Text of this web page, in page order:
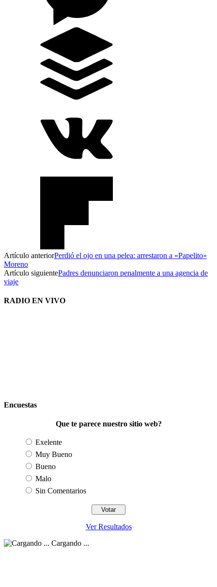
Artículo anteriorPerdió el ojo en una pelea: arrestaron a «Papelito»
Moreno
Artículo siguientePadres denunciaron penalmente a una agencia de
viaje
RADIO EN VIVO
Encuestas
Que te parece nuestro sitio web?
Exelente
Muy Bueno
Bueno
Malo
Sin Comentarios
Ver Resultados
Cargando ...